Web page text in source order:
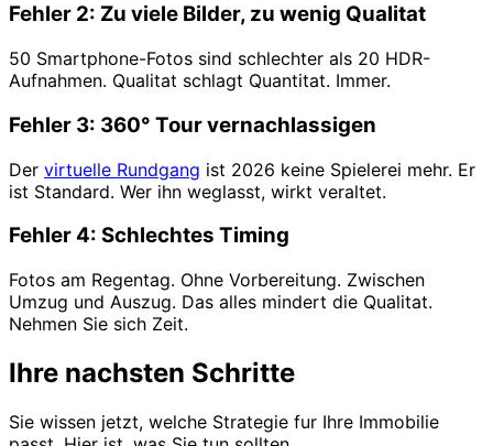
Fehler 2: Zu viele Bilder, zu wenig Qualitat
50 Smartphone-Fotos sind schlechter als 20 HDR-
Aufnahmen. Qualitat schlagt Quantitat. Immer.
Fehler 3: 360° Tour vernachlassigen
Der virtuelle Rundgang ist 2026 keine Spielerei mehr. Er
ist Standard. Wer ihn weglasst, wirkt veraltet.
Fehler 4: Schlechtes Timing
Fotos am Regentag. Ohne Vorbereitung. Zwischen
Umzug und Auszug. Das alles mindert die Qualitat.
Nehmen Sie sich Zeit.
Ihre nachsten Schritte
Sie wissen jetzt, welche Strategie fur Ihre Immobilie